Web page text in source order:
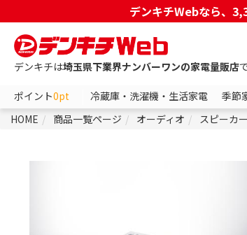
デンキチWebなら、
デンキチは埼玉県下業界ナンバーワンの家電量販店
ポイント0pt 冷蔵庫・洗濯機・生活家電 季節
HOME
商品一覧ページ オーディオ スピーカ